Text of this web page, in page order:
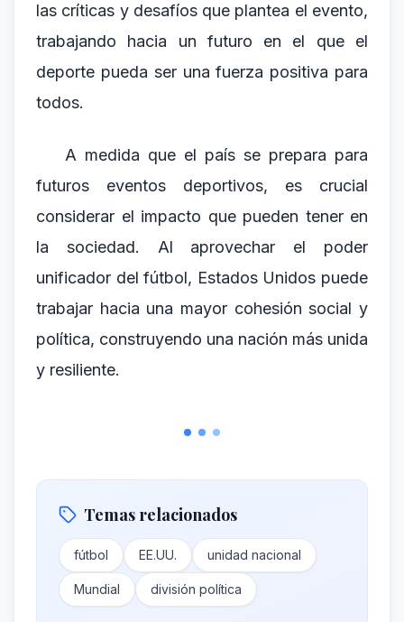
las críticas y desafíos que plantea el evento,
trabajando hacia un futuro en el que el
deporte pueda ser una fuerza positiva para
todos.
A medida que el país se prepara para
futuros eventos deportivos, es crucial
considerar el impacto que pueden tener en
la sociedad. Al aprovechar el poder
unificador del fútbol, Estados Unidos puede
trabajar hacia una mayor cohesión social y
política, construyendo una nación más unida
y resiliente.
Temas relacionados
fútbol EE.UU. unidad nacional
Mundial división política